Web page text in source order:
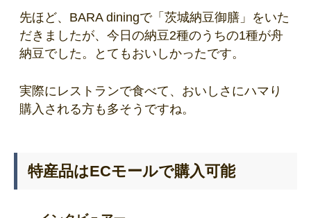
先ほど、BARA diningで「茨城納豆御膳」をいた
だきましたが、今日の納豆2種のうちの1種が舟
納豆でした。とてもおいしかったです。
実際にレストランで食べて、おいしさにハマり
購入される方も多そうですね。
特産品はECモールで購入可能